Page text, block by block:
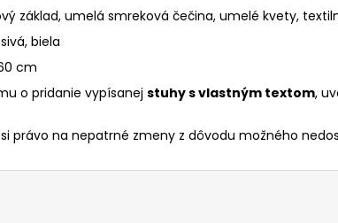
základ, umelá smreková čečina, umelé kvety,
biela
cm
o pridanie vypísanej stuhy s vlastným textom,
právo na nepatrné zmeny z dôvodu možného